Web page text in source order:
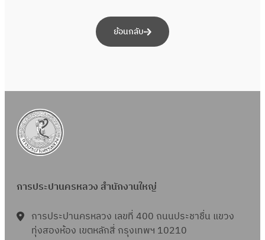
ย้อนกลับ
การประปานครหลวง สำนักงานใหญ่
การประปานครหลวง เลขที่ 400 ถนนประชาชื่น แขวง
ทุ่งสองห้อง เขตหลักสี่ กรุงเทพฯ 10210